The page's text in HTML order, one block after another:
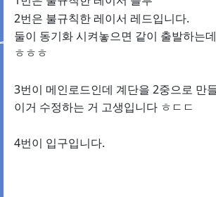
2번은 불규칙한 레이서 레드입니다.
둘이 동기화 시켜놓으면 같이 출발하는
ㅎㅎㅎ
3번이 메인로드인데 계단을 2중으로 만
이거 수정하는 거 고생입니다 ㅎㄷㄷ
4번이 입구입니다.